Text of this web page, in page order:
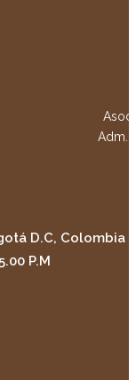
Adm.
D.C, Colombia
P.M